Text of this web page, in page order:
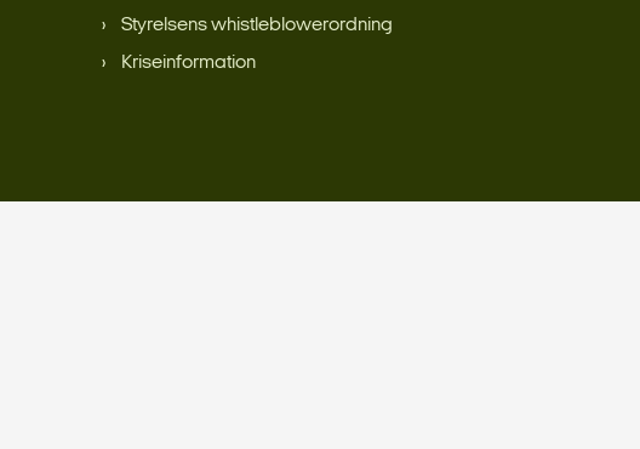
Styrelsens whistleblowerordning
Kriseinformation